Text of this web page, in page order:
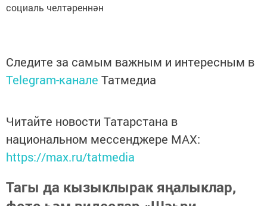
социаль челтәреннән
Следите за самым важным и интересным в
Telegram-канале Татмедиа
Читайте новости Татарстана в
национальном мессенджере MАХ:
https://max.ru/tatmedia
Тагы да кызыклырак яңалыклар,